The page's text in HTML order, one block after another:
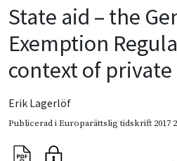
State aid – the
Exemption
context of
Erik Lagerlöf
Publicerad iEuroparättslig tidskrift 2017 2